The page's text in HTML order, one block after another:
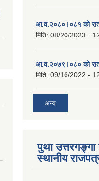
आ.व.२०८०।०८१ को
मिति: 08/20/2023 -
आ.व.२०७९।०८० को
मिति: 09/16/2022 -
अन्य
पुथा उत्तरगङ्गा
स्थानीय